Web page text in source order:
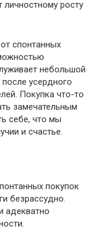
личностному росту
спонтанных
небольшой
усердного
Покупка что-то
замечательным
себе, что мы
и счастье.
покупок
безрассудно.
адекватно